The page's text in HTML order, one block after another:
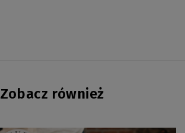
Zobacz również